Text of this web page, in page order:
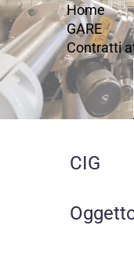
Home
GARE
Contratti
CIG